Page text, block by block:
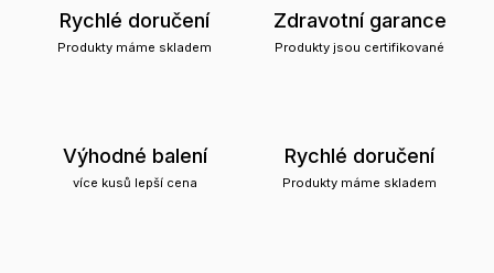
Rychlé doručení
Produkty máme skladem
Zdravotní garance
Produkty jsou certifikované
Výhodné balení
více kusů lepší cena
Rychlé doručení
Produkty máme skladem